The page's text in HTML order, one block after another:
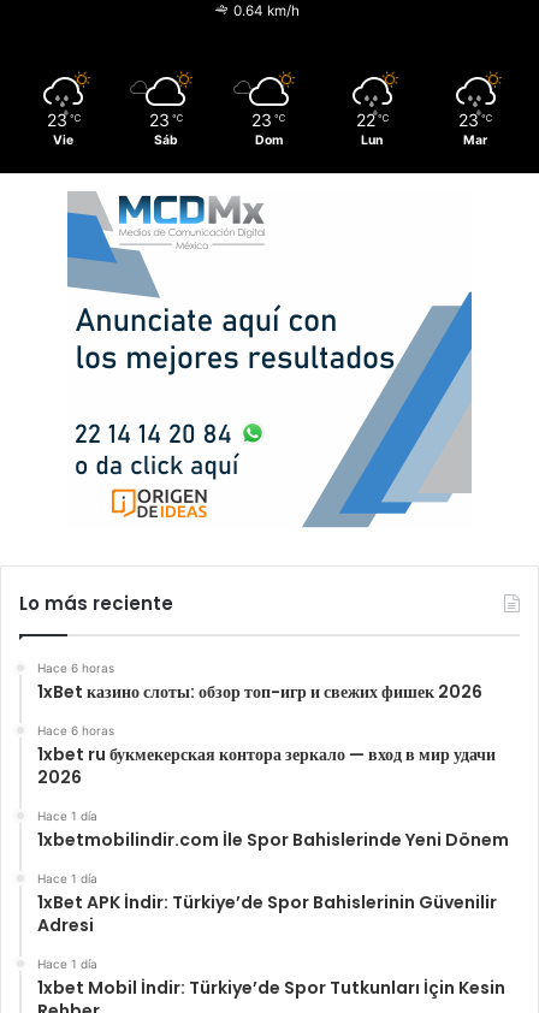
0.64 km/h
23 ℃
Vie
23 ℃
Sáb
23 ℃
Dom
22 ℃
Lun
23 ℃
Mar
Lo más reciente
Hace 6 horas
1xBet казино слоты: обзор топ-игр и свежих фишек 2026
Hace 6 horas
1xbet ru букмекерская контора зеркало — вход в мир удачи
2026
Hace 1 día
1xbetmobilindir.com İle Spor Bahislerinde Yeni Dönem
Hace 1 día
1xBet APK İndir: Türkiye’de Spor Bahislerinin Güvenilir
Adresi
Hace 1 día
1xbet Mobil İndir: Türkiye’de Spor Tutkunları İçin Kesin